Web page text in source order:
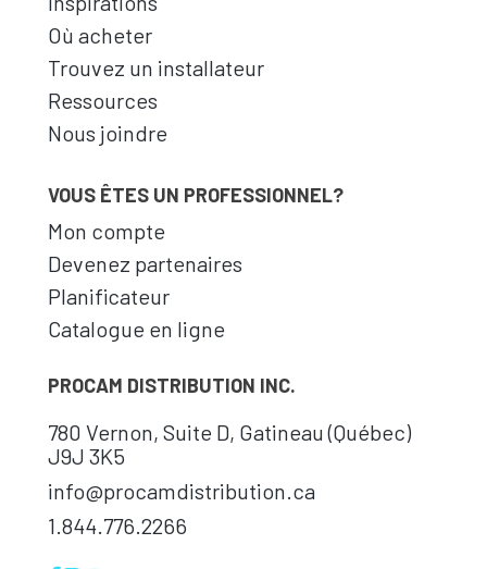
Où acheter
Trouvez un installateur
Ressources
Nous joindre
VOUS ÊTES UN PROFESSIONNEL?
Mon compte
Devenez partenaires
Planificateur
Catalogue en ligne
PROCAM DISTRIBUTION INC.
780 Vernon, Suite D, Gatineau (Québec)
J9J 3K5
info@procamdistribution.ca
1.844.776.2266